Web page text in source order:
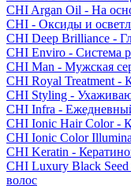
CHI Argan Oil - На
CHI - Оксиды и
CHI Deep Brilliance -
CHI Enviro - Система
CHI Man - Мужская
CHI Royal Treatment -
CHI Styling -
CHI Infra -
CHI Ionic Hair Color -
CHI Ionic Color
CHI Keratin -
CHI Luxury Black
волос